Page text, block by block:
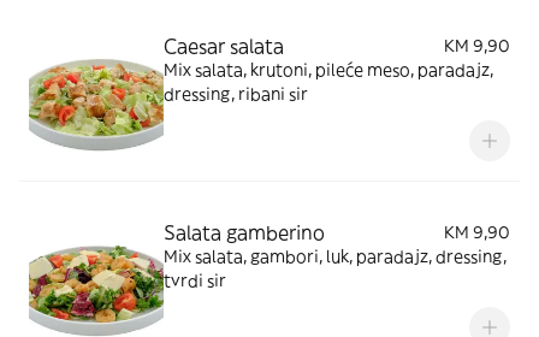
Caesar salata
KM 9,90
Mix salata, krutoni, pileće meso, paradajz,
dressing, ribani sir
Salata gamberino
KM 9,90
Mix salata, gambori, luk, paradajz, dressing,
tvrdi sir